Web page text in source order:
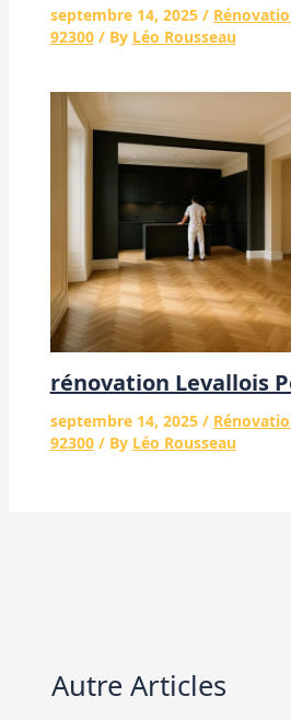
septembre 14, 2025 /
92300/ By Léo Rousseau
rénovation Levallois
septembre 14, 2025 /
92300/ By Léo Rousseau
Autre Articles